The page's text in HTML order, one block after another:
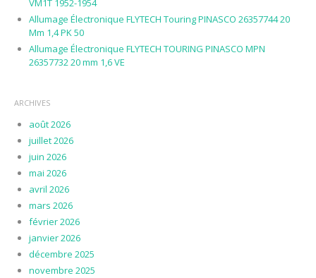
VM1T 1952-1954
Allumage Électronique FLYTECH Touring PINASCO 26357744 20
Mm 1,4 PK 50
Allumage Électronique FLYTECH TOURING PINASCO MPN
26357732 20 mm 1,6 VE
ARCHIVES
août 2026
juillet 2026
juin 2026
mai 2026
avril 2026
mars 2026
février 2026
janvier 2026
décembre 2025
novembre 2025